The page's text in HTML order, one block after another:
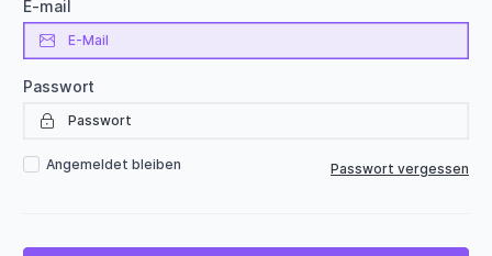
E-mail
Passwort
Angemeldet bleiben Passwort vergessen